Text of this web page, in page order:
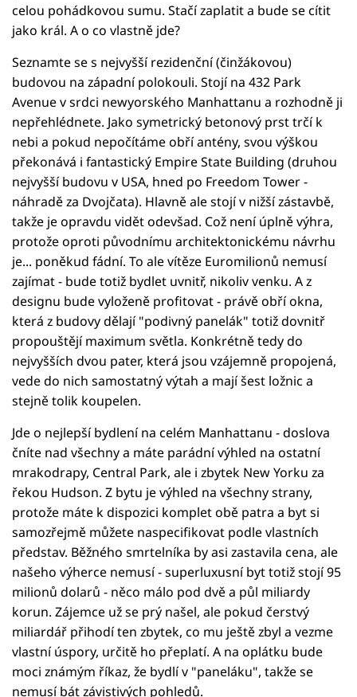
celou pohádkovou sumu. Stačí zaplatit a bude se cítit
jako král. A o co vlastně jde?
Seznamte se s nejvyšší rezidenční (činžákovou)
budovou na západní polokouli. Stojí na 432 Park
Avenue v srdci newyorského Manhattanu a rozhodně ji
nepřehlédnete. Jako symetrický betonový prst trčí k
nebi a pokud nepočítáme obří antény, svou výškou
překonává i fantastický Empire State Building (druhou
nejvyšší budovu v USA, hned po Freedom Tower -
náhradě za Dvojčata). Hlavně ale stojí v nižší zástavbě,
takže je opravdu vidět odevšad. Což není úplně výhra,
protože oproti původnímu architektonickému návrhu
je... poněkud fádní. To ale vítěze Euromilionů nemusí
zajímat - bude totiž bydlet uvnitř, nikoliv venku. A z
designu bude vyloženě profitovat - právě obří okna,
která z budovy dělají "podivný panelák" totiž dovnitř
propouštějí maximum světla. Konkrétně tedy do
nejvyšších dvou pater, která jsou vzájemně propojená,
vede do nich samostatný výtah a mají šest ložnic a
stejně tolik koupelen.
Jde o nejlepší bydlení na celém Manhattanu - doslova
čníte nad všechny a máte parádní výhled na ostatní
mrakodrapy, Central Park, ale i zbytek New Yorku za
řekou Hudson. Z bytu je výhled na všechny strany,
protože máte k dispozici komplet obě patra a byt si
samozřejmě můžete naspecifikovat podle vlastních
představ. Běžného smrtelníka by asi zastavila cena, ale
našeho výherce nemusí - superluxusní byt totiž stojí 95
milionů dolarů - něco málo pod dvě a půl miliardy
korun. Zájemce už se prý našel, ale pokud čerstvý
miliardář přihodí ten zbytek, co mu ještě zbyl a vezme
vlastní úspory, určitě ho přeplatí. A na oplátku bude
moci známým říkaz, že bydlí v "paneláku", takže se
nemusí bát závistivých pohledů.